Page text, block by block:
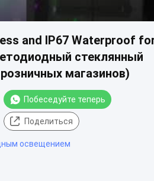
and IP67 Waterproof
стеклянный
магазинов)
Побеседуйте теперь
Поделиться
освещением